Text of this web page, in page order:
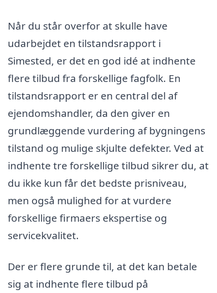
Når du står overfor at skulle have
udarbejdet en tilstandsrapport i
Simested, er det en god idé at indhente
flere tilbud fra forskellige fagfolk. En
tilstandsrapport er en central del af
ejendomshandler, da den giver en
grundlæggende vurdering af bygningens
tilstand og mulige skjulte defekter. Ved at
indhente tre forskellige tilbud sikrer du, at
du ikke kun får det bedste prisniveau,
men også mulighed for at vurdere
forskellige firmaers ekspertise og
servicekvalitet.
Der er flere grunde til, at det kan betale
sig at indhente flere tilbud på